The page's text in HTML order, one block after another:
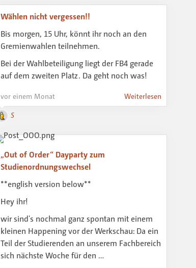
Wählen nicht vergessen!!
Bis morgen, 15 Uhr, könnt ihr noch an den
Gremienwahlen teilnehmen.
Bei der Wahlbeteiligung liegt der FB4 gerade
auf dem zweiten Platz. Da geht noch was!
vor einem Monat Weiterlesen
S
„Out of Order“ Dayparty zum
Studienordnungswechsel
**english version below**
Hey ihr!
wir sind's nochmal ganz spontan mit einem
kleinen Happening vor der Werkschau: Da ein
Teil der Studierenden an unserem Fachbereich
sich nächste Woche für den …